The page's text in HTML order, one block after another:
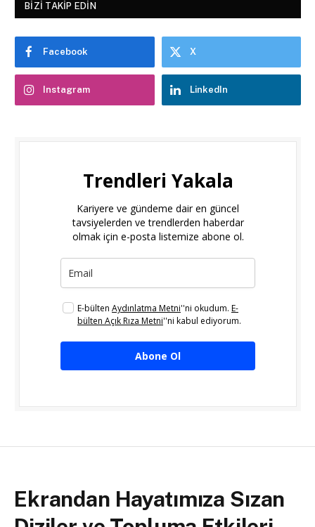
BIZI TAKIP EDIN
Facebook X
Instagram LinkedIn
Trendleri Yakala
Kariyere ve gündeme dair en güncel
tavsiyelerden ve trendlerden haberdar
olmak için e-posta listemize abone ol.
E-bülten Aydınlatma Metni''ni okudum. E-
bülten Açık Rıza Metni''ni kabul ediyorum.
Abone Ol
Ekrandan Hayatımıza Sızan